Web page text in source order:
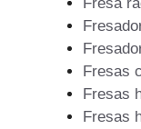
Fresa
Fresas
Fresas
Fresas